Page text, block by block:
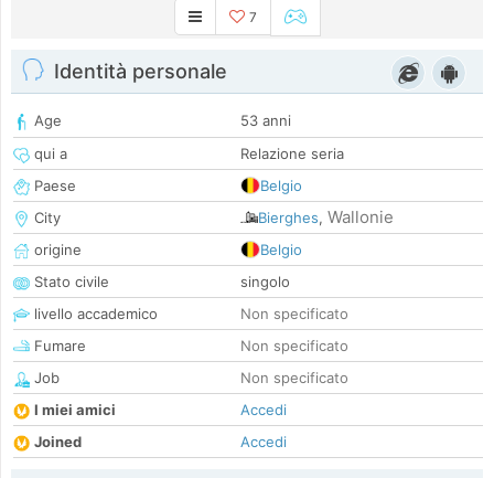
7
Identità personale
Age
53 anni
qui a
Relazione seria
Paese
Belgio
City
Bierghes, Wallonie
origine
Belgio
Stato civile
singolo
livello accademico
Non specificato
Fumare
Non specificato
Job
Non specificato
I miei amici
Accedi
Joined
Accedi